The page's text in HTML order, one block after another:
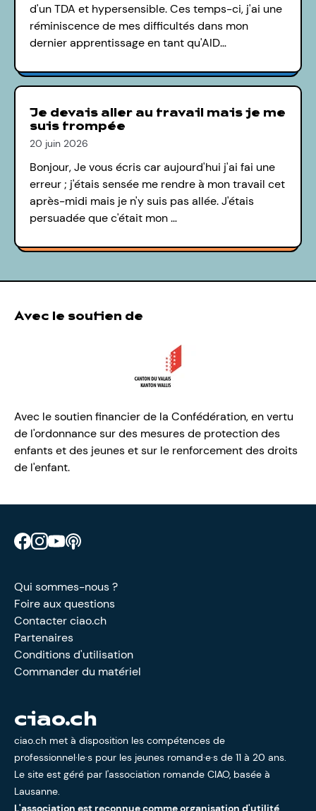
d'un TDA et hypersensible. Ces temps-ci, j'ai une
réminiscence de mes difficultés dans mon
dernier apprentissage en tant qu'AID…
Je devais aller au travail mais je me
suis trompée
20 juin 2026
Bonjour, Je vous écris car aujourd'hui j'ai fai une
erreur ; j'étais sensée me rendre à mon travail cet
après-midi mais je n'y suis pas allée. J'étais
persuadée que c'était mon …
Avec le soutien de
Avec le soutien financier de la Confédération, en vertu
de l'ordonnance sur des mesures de protection des
enfants et des jeunes et sur le renforcement des droits
de l'enfant.
Retrouve CIAO sur Facebook
Retrouve CIAO sur Instagram
Retrouve CIAO sur YouTube
Qui sommes-nous ?
Foire aux questions
Contacter ciao.ch
Partenaires
Conditions d'utilisation
Commander du matériel
ciao.ch
ciao.ch met à disposition les compétences de
professionnel·le·s pour les jeunes romand·e·s de 11 à 20 ans.
Le site est géré par l'association romande CIAO, basée à
Lausanne.
L'association est reconnue comme organisation d'utilité